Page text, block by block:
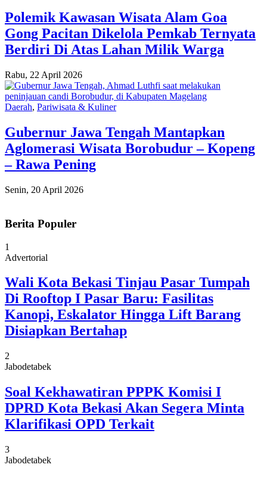
Polemik Kawasan Wisata Alam Goa
Gong Pacitan Dikelola Pemkab Ternyata
Berdiri Di Atas Lahan Milik Warga
Rabu, 22 April 2026
Daerah, Pariwisata & Kuliner
Gubernur Jawa Tengah Mantapkan
Aglomerasi Wisata Borobudur – Kopeng
– Rawa Pening
Senin, 20 April 2026
Berita Populer
1
Advertorial
Wali Kota Bekasi Tinjau Pasar Tumpah
Di Rooftop I Pasar Baru: Fasilitas
Kanopi, Eskalator Hingga Lift Barang
Disiapkan Bertahap
2
Jabodetabek
Soal Kekhawatiran PPPK Komisi I
DPRD Kota Bekasi Akan Segera Minta
Klarifikasi OPD Terkait
3
Jabodetabek